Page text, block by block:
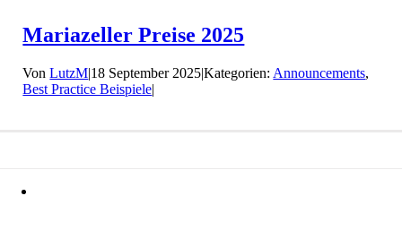
Mariazeller Preise 2025
VonLutzM|18 September 2025|Kategorien: Announcements,
Best Practice Beispiele|